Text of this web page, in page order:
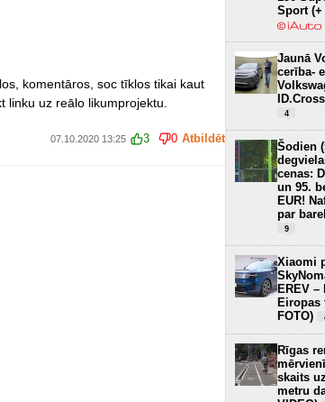
komentāros, soc tīklos tikai kaut
linku uz reālo likumprojektu.
07.10.2020 13:25 3 0 Atbildēt
Sport (+
Jaunā
cerība-
4
Šodien
cenas:
un 95.
EUR!
par
9
Xiaomi
EREV –
Eiropas
FOTO)
Rīgas
skaits
metru